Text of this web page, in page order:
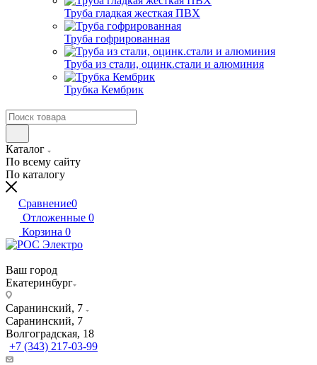
Труба гладкая жесткая ПВХ
Труба гофрированная
Труба из стали, оцинк.стали и алюминия
Трубка Кембрик
Каталог
По всему сайту
По каталогу
Сравнение0
Отложенные 0
Корзина 0
Ваш город
Екатеринбург
Саранинский, 7
Саранинский, 7
Волгоградская, 18
+7 (343) 217-03-99